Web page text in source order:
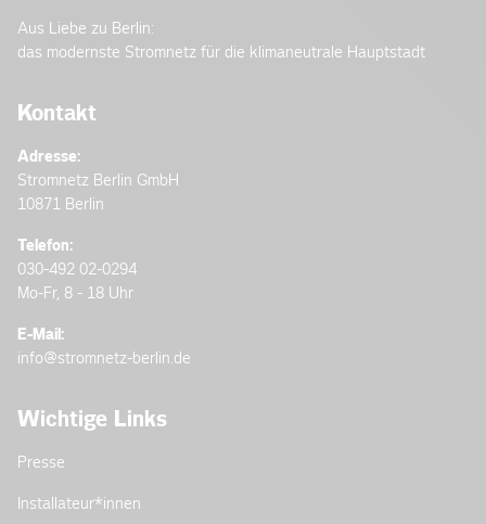
Aus Liebe zu Berlin:
das modernste Stromnetz für die klimaneutrale Hauptstadt
Kontakt
Adresse:
Stromnetz Berlin GmbH
10871 Berlin
Telefon:
030-492 02-0294
Mo-Fr, 8 - 18 Uhr
E-Mail:
info@stromnetz-berlin.de
Wichtige Links
Presse
Installateur­*innen